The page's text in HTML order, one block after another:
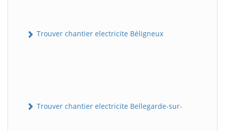
Trouver chantier electricite Béligneux
Trouver chantier electricite Bellegarde-sur-